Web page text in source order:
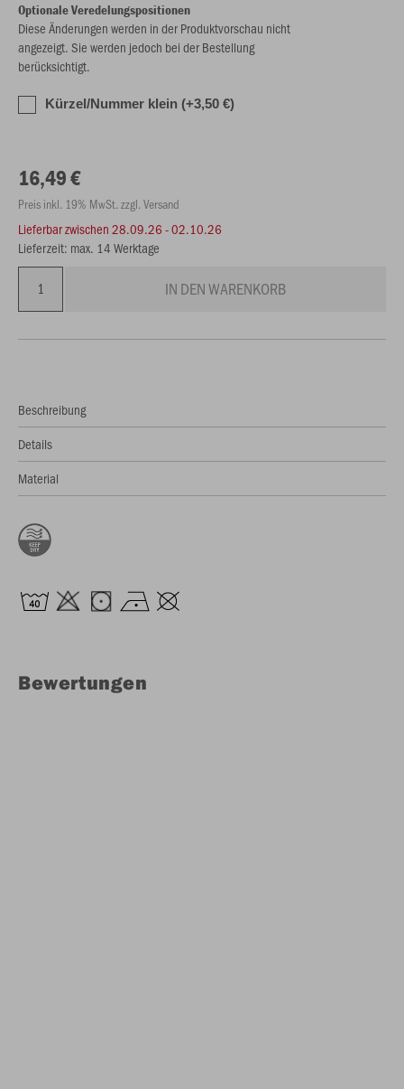
Optionale Veredelungspositionen
Diese Änderungen werden in der Produktvorschau nicht
angezeigt. Sie werden jedoch bei der Bestellung
berücksichtigt.
Kürzel/Nummer klein (+3,50 €)
16,49 €
Preis inkl. 19% MwSt. zzgl. Versand
Lieferbar zwischen 28.09.26 - 02.10.26
Lieferzeit: max. 14 Werktage
IN DEN WARENKORB
Beschreibung
Details
Material
Bewertungen